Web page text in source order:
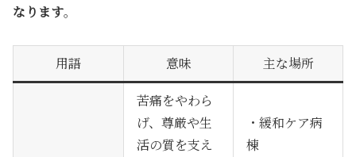
なります。
用語 意味 主な場所
苦痛をやわら
げ、尊厳や生
活の質を支え
・緩和ケア病
棟